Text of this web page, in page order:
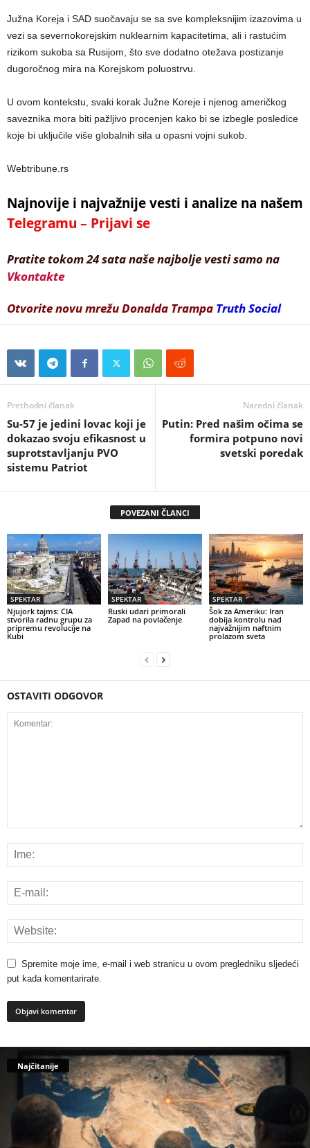
Južna Koreja i SAD suočavaju se sa sve kompleksnijim izazovima u
vezi sa severnokorejskim nuklearnim kapacitetima, ali i rastućim
rizikom sukoba sa Rusijom, što sve dodatno otežava postizanje
dugoročnog mira na Korejskom poluostrvu.
U ovom kontekstu, svaki korak Južne Koreje i njenog američkog
saveznika mora biti pažljivo procenjen kako bi se izbegle posledice
koje bi uključile više globalnih sila u opasni vojni sukob.
Webtribune.rs
Najnovije i najvažnije vesti i analize na našem
Telegramu – Prijavi se
Pratite tokom 24 sata naše najbolje vesti samo na
Vkontakte
Otvorite novu mrežu Donalda Trampa Truth Social
Prethodni članak
Su-57 je jedini lovac koji je
dokazao svoju efikasnost u
suprotstavljanju PVO
sistemu Patriot
Naredni članak
Putin: Pred ​​našim očima se
formira potpuno novi
svetski poredak
POVEZANI ČLANCI
SPEKTAR
Njujork tajms: CIA
stvorila radnu grupu za
pripremu revolucije na
Kubi
SPEKTAR
Ruski udari primorali
Zapad na povlačenje
SPEKTAR
Šok za Ameriku: Iran
dobija kontrolu nad
najvažnijim naftnim
prolazom sveta
OSTAVITI ODGOVOR
Spremite moje ime, e-mail i web stranicu u ovom pregledniku sljedeći
put kada komentarirate.
Najčitanije